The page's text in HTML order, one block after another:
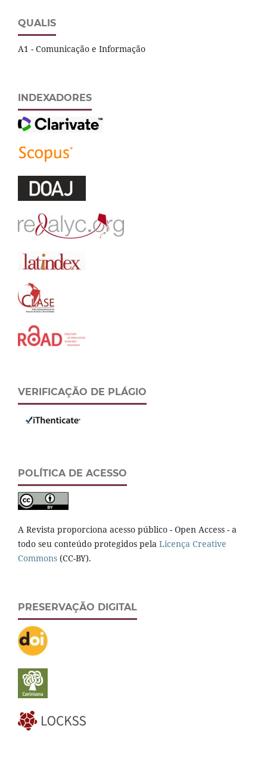
QUALIS
A1 - Comunicação e Informação
INDEXADORES
VERIFICAÇÃO DE PLÁGIO
POLÍTICA DE ACESSO
A Revista proporciona acesso público - Open Access - a
todo seu conteúdo protegidos pela Licença Creative
Commons (CC-BY).
PRESERVAÇÃO DIGITAL